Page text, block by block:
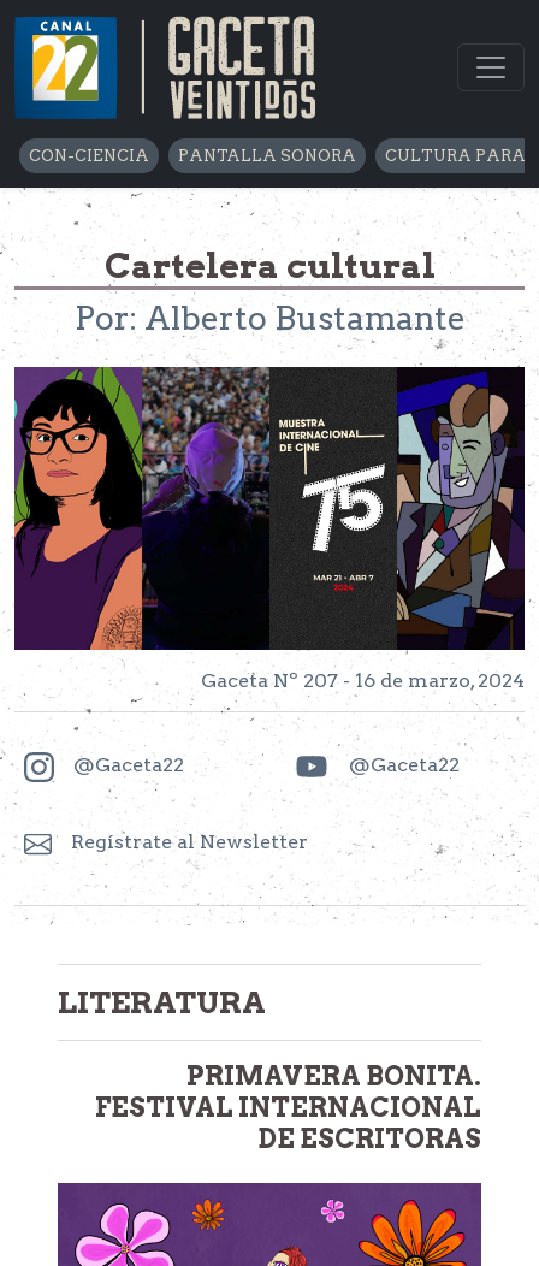
CON-CIENCIA PANTALLA SONORA CULTURA PARA
Cartelera cultural
Por: Alberto Bustamante
Gaceta Nº 207 - 16 de marzo, 2024
@Gaceta22 @Gaceta22
Regístrate al Newsletter
LITERATURA
PRIMAVERA BONITA.
FESTIVAL INTERNACIONAL
DE ESCRITORAS